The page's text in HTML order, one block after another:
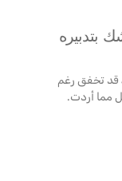
بتدبيره
قد تخفق رغم
مما أردت.